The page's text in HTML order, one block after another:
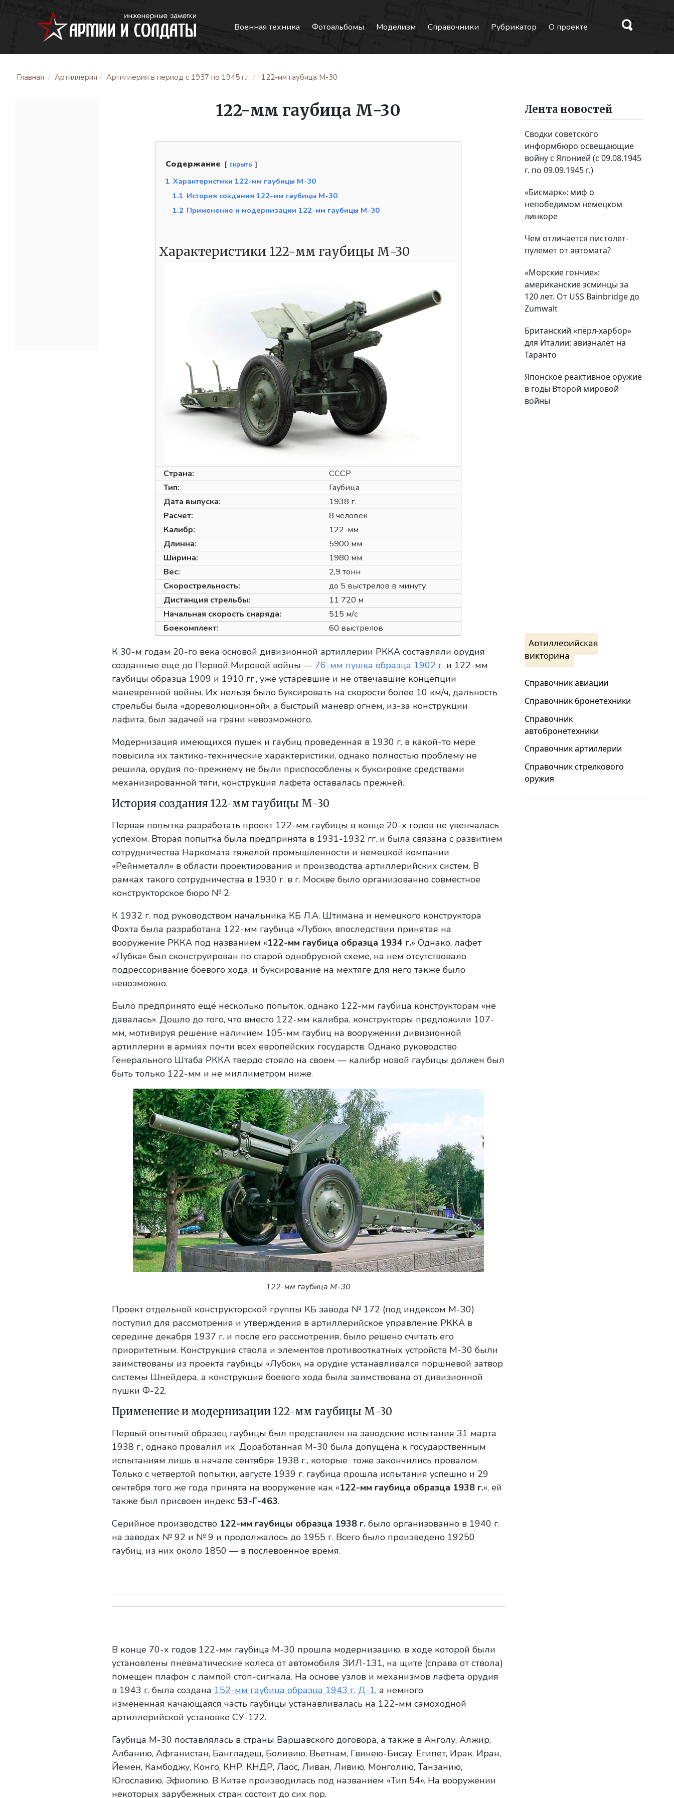
Военная техника Фотоальбомы Моделизм Справочники Рубрикатор О проекте
Главная Артиллерия Артиллерия в период с 1937 по 1945 г.г. 122-мм гаубица М-30
122-мм гаубица М-30
Содержание скрыть
1 Характеристики 122-мм гаубицы М-30
1.1 История создания 122-мм гаубицы М-30
1.2 Применение и модернизации 122-мм гаубицы М-30
Характеристики 122-мм гаубицы М-30
Страна:
СССР
Тип:
Гаубица
Дата выпуска:
1938 г.
Расчет:
8 человек
Калибр:
122-мм
Длинна:
5900 мм
Ширина:
1980 мм
Вес:
2,9 тонн
Скорострельность:
до 5 выстрелов в минуту
Дистанция стрельбы:
11 720 м
Начальная скорость снаряда:
515 м/с
Боекомплект:
60 выстрелов
К 30-м годам 20-го века основой дивизионной артиллерии РККА составляли орудия
созданные ещё до Первой Мировой войны — 76-мм пушка образца 1902 г. и 122-мм
гаубицы образца 1909 и 1910 гг., уже устаревшие и не отвечавшие концепции
маневренной войны. Их нельзя было буксировать на скорости более 10 км/ч, дальность
стрельбы была «дореволюционной», а быстрый маневр огнем, из-за конструкции
лафита, был задачей на грани невозможного.
Модернизация имеющихся пушек и гаубиц проведенная в 1930 г. в какой-то мере
повысила их тактико-технические характеристики, однако полностью проблему не
решила, орудия по-прежнему не были приспособлены к буксировке средствами
механизированной тяги, конструкция лафета оставалась прежней.
История создания 122-мм гаубицы М-30
Первая попытка разработать проект 122-мм гаубицы в конце 20-х годов не увенчалась
успехом. Вторая попытка была предпринята в 1931-1932 гг. и была связана с развитием
сотрудничества Наркомата тяжелой промышленности и немецкой компании
«Рейнметалл» в области проектирования и производства артиллерийских систем. В
рамках такого сотрудничества в 1930 г. в г. Москве было организованно совместное
конструкторское бюро № 2.
К 1932 г. под руководством начальника КБ Л.А. Штимана и немецкого конструктора
Фохта была разработана 122-мм гаубица «Лубок», впоследствии принятая на
вооружение РККА под названием «122-мм гаубица образца 1934 г.» Однако, лафет
«Лубка» был сконструирован по старой однобрусной схеме, на нем отсутствовало
подрессоривание боевого хода, и буксирование на мехтяге для него также было
невозможно.
Было предпринято ещё несколько попыток, однако 122-мм гаубица конструкторам «не
давалась». Дошло до того, что вместо 122-мм калибра, конструкторы предложили 107-
мм, мотивируя решение наличием 105-мм гаубиц на вооружении дивизионной
артиллерии в армиях почти всех европейских государств. Однако руководство
Генерального Штаба РККА твердо стояло на своем — калибр новой гаубицы должен был
быть только 122-мм и не миллиметром ниже.
122-мм гаубица М-30
Проект отдельной конструкторской группы КБ завода № 172 (под индексом М-30)
поступил для рассмотрения и утверждения в артиллерийское управление РККА в
середине декабря 1937 г. и после его рассмотрения, было решено считать его
приоритетным. Конструкция ствола и элементов противооткатных устройств М-30 были
заимствованы из проекта гаубицы «Лубок», на орудие устанавливался поршневой затвор
системы Шнейдера, а конструкция боевого хода была заимствована от дивизионной
пушки Ф-22.
Применение и модернизации 122-мм гаубицы М-30
Первый опытный образец гаубицы был представлен на заводские испытания 31 марта
1938 г., однако провалил их. Доработанная М-30 была допущена к государственным
испытаниям лишь в начале сентября 1938 г., которые тоже закончились провалом.
Только с четвертой попытки, августе 1939 г. гаубица прошла испытания успешно и 29
сентября того же года принята на вооружение как «122-мм гаубица образца 1938 г.«, ей
также был присвоен индекс 53-Г-463.
Серийное производство 122-мм гаубицы образца 1938 г.было организованно в 1940 г.
на заводах № 92 и № 9 и продолжалось до 1955 г. Всего было произведено 19250
гаубиц, из них около 1850 — в послевоенное время.
В конце 70-х годов 122-мм гаубица М-30 прошла модернизацию, в ходе которой были
установлены пневматические колеса от автомобиля ЗИЛ-131, на щите (справа от ствола)
помещен плафон с лампой стоп-сигнала. На основе узлов и механизмов лафета орудия
в 1943 г. была создана 152-мм гаубица образца 1943 г. Д-1, а немного
измененная качающаяся часть гаубицы устанавливалась на 122-мм самоходной
артиллерийской установке СУ-122.
Гаубица М-30 поставлялась в страны Варшавского договора, а также в Анголу, Алжир,
Албанию, Афганистан, Бангладеш, Боливию, Вьетнам, Гвинею-Бисау, Египет, Ирак, Иран,
Йемен, Камбоджу, Конго, КНР, КНДР, Лаос, Ливан, Ливию, Монголию, Танзанию,
Югославию, Эфиопию. В Китае производилась под названием «Тип 54». На вооружении
некоторых зарубежных стран состоит до сих пор.
Лента новостей
Сводки советского
информбюро освещающие
войну с Японией (с 09.08.1945
г. по 09.09.1945 г.)
«Бисмарк»: миф о
непобедимом немецком
линкоре
Чем отличается пистолет-
пулемет от автомата?
«Морские гончие»:
американские эсминцы за
120 лет. От USS Bainbridge до
Zumwalt
Британский «пёрл-харбор»
для Италии: авианалет на
Таранто
Японское реактивное оружие
в годы Второй мировой
войны
Артиллерийская
викторина
Справочник авиации
Справочник бронетехники
Справочник
автобронетехники
Справочник артиллерии
Справочник стрелкового
оружия